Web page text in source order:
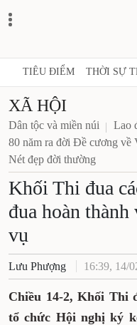
TIÊU ĐIỂM THỜI SỰ
XÃ HỘI
Dân tộc và miền núi
Lao
80 năm ra đời Đề cương về
Nét đẹp đời thường
Khối Thi đua
đua hoàn
vụ
Lưu Phượng 16:39, 14/
Chiều 14-2, Khối Thi
tổ chức Hội nghị ký